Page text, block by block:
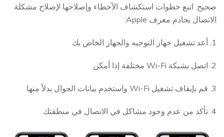
صحيح. اتبع خطوات استكشاف الأخطاء وإصلاحها لإصلاح مشكلة
الاتصال بخادم معرف Apple:
1. أعد تشغيل جهاز التوجيه والجهاز الخاص بك
2. اتصل بشبكة Wi-Fi مختلفة إذا أمكن
3. قم بإيقاف تشغيل Wi-Fi واستخدم بيانات الجوال بدلاً منها
4. تأكد من عدم وجود مشاكل في الاتصال في منطقتك